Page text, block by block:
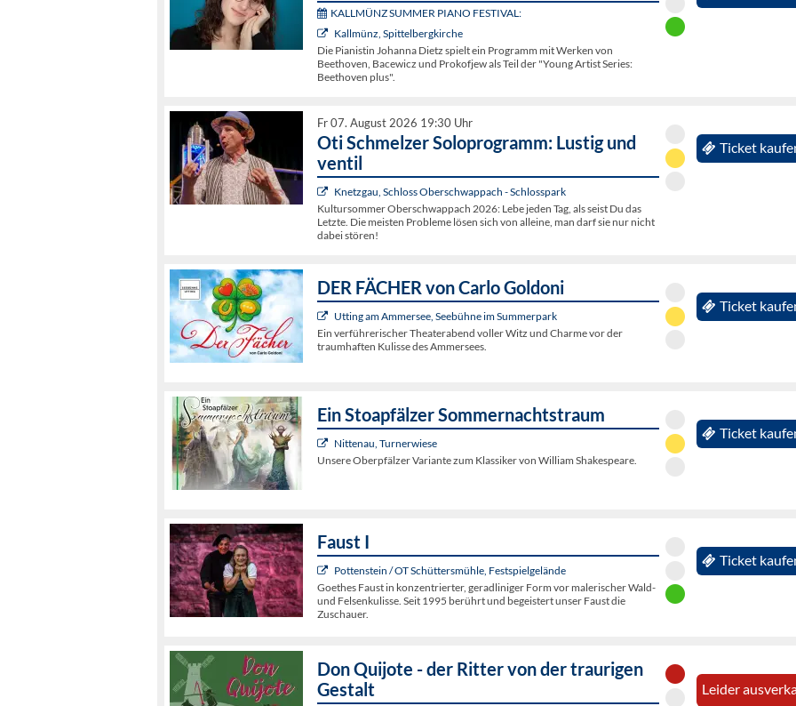
KALLMÜNZ SUMMER PIANO FESTIVAL:
Kallmünz, Spittelbergkirche
Die Pianistin Johanna Dietz spielt ein Programm mit Werken von
Beethoven, Bacewicz und Prokofjew als Teil der "Young Artist Series:
Beethoven plus".
Fr 07. August 2026 19:30 Uhr
Oti Schmelzer Soloprogramm: Lustig und
ventil
Knetzgau, Schloss Oberschwappach - Schlosspark
Kultursommer Oberschwappach 2026: Lebe jeden Tag, als seist Du das
Letzte. Die meisten Probleme lösen sich von alleine, man darf sie nur nicht
dabei stören!
Ticket
DER FÄCHER von Carlo Goldoni
Utting am Ammersee, Seebühne im Summerpark
Ein verführerischer Theaterabend voller Witz und Charme vor der
traumhaften Kulisse des Ammersees.
Ticket
Ein Stoapfälzer Sommernachtstraum
Nittenau, Turnerwiese
Unsere Oberpfälzer Variante zum Klassiker von William Shakespeare.
Ticket
Faust I
Pottenstein / OT Schüttersmühle, Festspielgelände
Goethes Faust in konzentrierter, geradliniger Form vor malerischer Wald-
und Felsenkulisse. Seit 1995 berührt und begeistert unser Faust die
Zuschauer.
Ticket
Don Quijote - der Ritter von der traurigen
Gestalt
Leider